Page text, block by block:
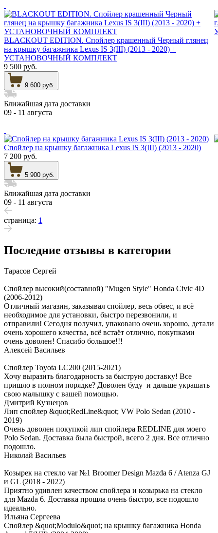
BLACKOUT EDITION. Спойлер крашенный Черный глянец
на крышку багажника Lexus IS 3(III) (2013 - 2020) +
УСТАНОВОЧНЫЙ КОМПЛЕКТ
9 500 руб.
9 600 руб.
Ближайшая дата доставки
09 - 11 августа
Спойлер на крышку багажника Lexus IS 3(III) (2013 - 2020)
7 200 руб.
5 900 руб.
Ближайшая дата доставки
09 - 11 августа
страница: 1
Последние отзывы в категории
Тарасов Сергей
Спойлер высокий(составной) "Mugen Style" Honda Civic 4D
(2006-2012)
Отличный магазин, заказывал спойлер, весь обвес, и всё
необходимое для установки, быстро перезвонили, и
отправили! Сегодня получил, упаковано очень хорошо, детали
очень хорошего качества, всё встаёт отлично, покупками
очень доволен! Спасибо большое!!!
Алексей Васильев
Спойлер Toyota LC200 (2015-2021)
Хочу выразить благодарность за быструю доставку! Все
пришло в полном порядке? Доволен буду и дальше украшать
свою малышку с вашей помощью.
Дмитрий Кузнецов
Лип спойлер &quot;RedLine&quot; VW Polo Sedan (2010 -
2019)
Очень доволен покупкой лип спойлера REDLINE для моего
Polo Sedan. Доставка была быстрой, всего 2 дня. Все отлично
подошло.
Николай Васильев
Козырек на стекло var №1 Broomer Design Mazda 6 / Atenza GJ
и GL (2018 - 2022)
Приятно удивлен качеством спойлера и козырька на стекло
для Mazda 6. Доставка прошла очень быстро, все подошло
идеально.
Ильяна Сергеева
Спойлер &quot;Modulo&quot; на крышку багажника Honda